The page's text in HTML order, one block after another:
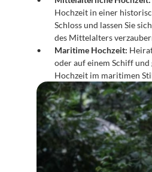
Hochzeit in einer
Schloss und lassen Sie
des Mittelalters
Maritime Hochzeit:
oder auf einem Schiff und
Hochzeit im maritimen